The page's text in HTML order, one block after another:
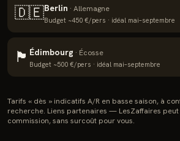
🇩🇪Berlin · Allemagne
Budget ~450 €/pers · idéal mai–septembre
🏴 Édimbourg · Écosse
Budget ~500 €/pers · idéal mai–septembre
Tarifs « dès » indicatifs A/R en basse saison, à
recherche. Liens partenaires — LesZaffaires
commission, sans surcoût pour vous.